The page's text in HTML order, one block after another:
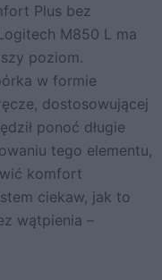
Plus bez
M850 L ma
poziom.
w formie
dostosowującej
ponoć długie
tego elementu,
komfort
ciekaw, jak to
wątpienia –